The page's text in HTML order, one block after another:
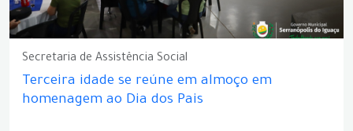
Secretaria de Assistência Social
Terceira idade se reúne em almoço em
homenagem ao Dia dos Pais